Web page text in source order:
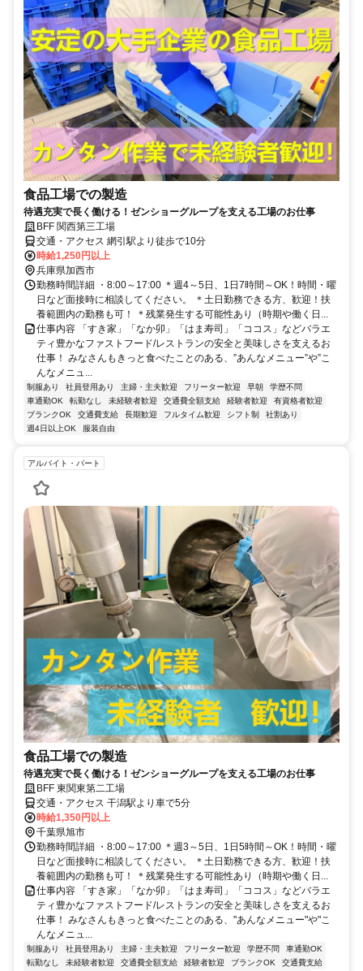
食品工場での製造
待遇充実で長く働ける！ゼンショーグループを支える工場のお仕事
BFF 関西第三工場
交通・アクセス 網引駅より徒歩で10分
時給1,250円以上
兵庫県加西市
勤務時間詳細 ・8:00～17:00 ＊週4～5日、1日7時間～OK！時間・曜
日など面接時に相談してください。 ＊土日勤務できる方、歓迎！扶
養範囲内の勤務も可！ ＊残業発生する可能性あり（時期や働く日...
仕事内容 「すき家」「なか卯」「はま寿司」「ココス」などバラエ
ティ豊かなファストフード/レストランの安全と美味しさを支えるお
仕事！ みなさんもきっと食べたことのある、”あんなメニュー”や”こ
んなメニュ...
制服あり 社員登用あり 主婦・主夫歓迎 フリーター歓迎 早朝
学歴不問
車通勤OK
転勤なし 未経験者歓迎 交通費全額支給 経験者歓迎
有資格者歓迎
ブランクOK
交通費支給 長期歓迎 フルタイム歓迎 シフト制
社割あり
週4日以上OK
服装自由
アルバイト・パート
食品工場での製造
待遇充実で長く働ける！ゼンショーグループを支える工場のお仕事
BFF 東関東第二工場
交通・アクセス 干潟駅より車で5分
時給1,350円以上
千葉県旭市
勤務時間詳細 ・8:00～17:00 ＊週3～5日、1日5時間～OK！時間・曜
日など面接時に相談してください。 ＊土日勤務できる方、歓迎！扶
養範囲内の勤務も可！ ＊残業発生する可能性あり（時期や働く日...
仕事内容 「すき家」「なか卯」「はま寿司」「ココス」などバラエ
ティ豊かなファストフード/レストランの安全と美味しさを支えるお
仕事！ みなさんもきっと食べたことのある、"あんなメニュー"や"こ
んなメニュ...
制服あり 社員登用あり 主婦・主夫歓迎 フリーター歓迎 学歴不問
車通勤OK
転勤なし
未経験者歓迎 交通費全額支給 経験者歓迎 ブランクOK
交通費支給